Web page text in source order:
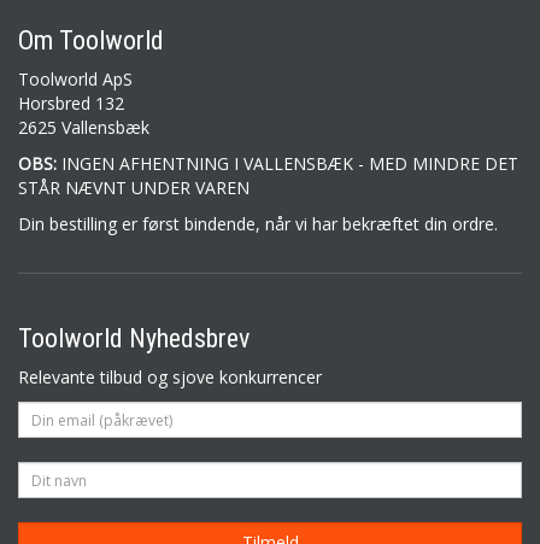
Om Toolworld
Toolworld ApS
Horsbred 132
2625 Vallensbæk
OBS: INGEN AFHENTNING I VALLENSBÆK - MED MINDRE DET
STÅR NÆVNT UNDER VAREN
Din bestilling er først bindende, når vi har bekræftet din ordre.
Toolworld Nyhedsbrev
Relevante tilbud og sjove konkurrencer